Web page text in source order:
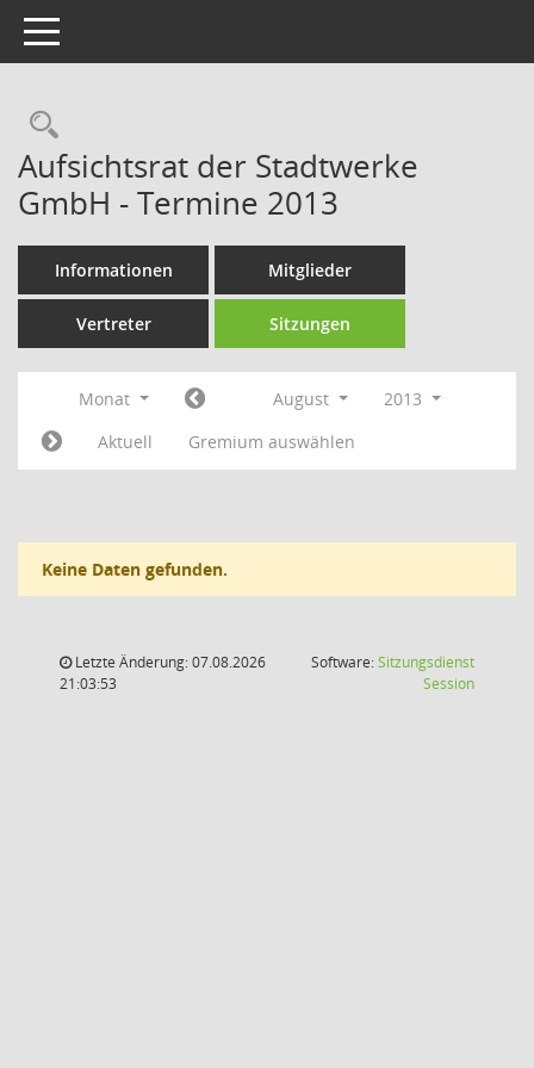
Toggle navigation
Rechercheauswahl
Aufsichtsrat der Stadtwerke
GmbH - Termine 2013
Informationen Mitglieder
Vertreter Sitzungen
Monat August
2013
Aktuell
Gremium auswählen
Keine Daten gefunden.
Letzte Änderung: 07.08.2026
21:03:53
Software:Sitzungsdienst
Session(Wird in